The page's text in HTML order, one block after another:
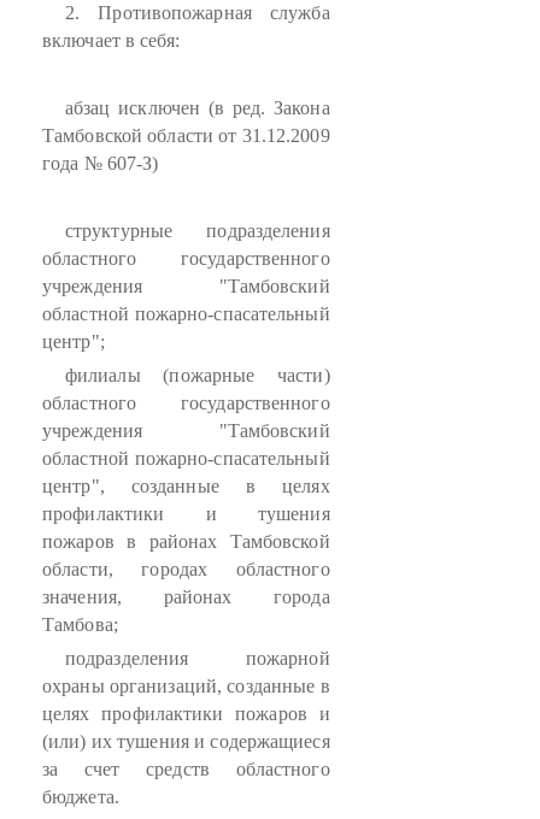
2. Противопожарная служба
включает в себя:
абзац исключен (в ред. Закона
Тамбовской области от 31.12.2009
года № 607-З)
структурные подразделения
областного государственного
учреждения "Тамбовский
областной пожарно-спасательный
центр";
филиалы (пожарные части)
областного государственного
учреждения "Тамбовский
областной пожарно-спасательный
центр", созданные в целях
профилактики и тушения
пожаров в районах Тамбовской
области, городах областного
значения, районах города
Тамбова;
подразделения пожарной
охраны организаций, созданные в
целях профилактики пожаров и
(или) их тушения и содержащиеся
за счет средств областного
бюджета.